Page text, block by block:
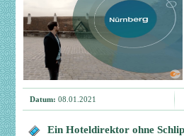
Datum: 08.01.2021
Ein Hoteldirektor ohne